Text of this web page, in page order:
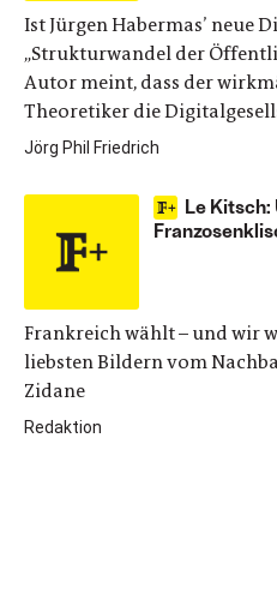
Ist Jürgen Habermas’ neue
„Strukturwandel der
Autor meint, dass der
Theoretiker die
Jörg Phil Friedrich
Le Kitsch:
Frankreich wählt – und wir
liebsten Bildern vom
Zidane
Redaktion